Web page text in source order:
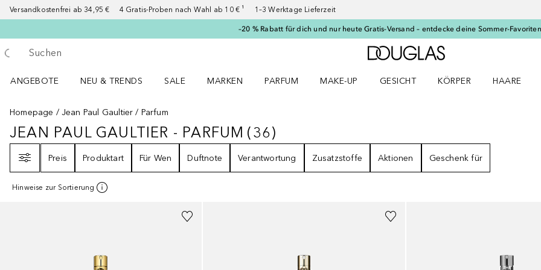
Versandkostenfrei ab 34,95 € 4 Gratis-Proben nach Wahl ab 10 € ¹ 1–3 Werktage Lieferzeit
–20 % Rabatt für dich und nur heute Gratis-Versand – entdecke deine Sommer-
Gehe zurück
Suche ausführen
Zur Douglas Startseite
ANGEBOTE
NEU & TRENDS
SALE
MARKEN
PARFUM
MAKE-UP
GESICHT
KÖRPER
HAARE
Homepage
Jean Paul Gaultier Parfum
JEAN PAUL GAULTIER - PARFUM36ERGEBNISSE
JEAN PAUL GAULTIER - PARFUM (36)
Preis
Produktart Für Wen Duftnote Verantwortung Zusatzstoffe Aktionen Geschenk für
Hinweise zur Sortierung
Größen